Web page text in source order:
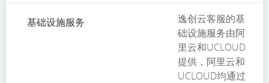
基础设施服务
逸创云客服的基
础设施服务由阿
里云和UCLOUD
提供，阿里云和
UCLOUD均通过